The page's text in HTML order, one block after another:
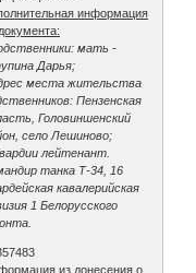
информация
мать -
Дарья;
места жительства
Пензенская
Головиншенский
село Лешиново;
лейтенант.
танка Т-34, 16
кавалерийская
1 Белорусского
из донесения о